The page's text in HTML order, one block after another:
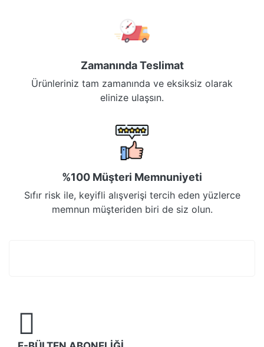
Zamanında Teslimat
Ürünleriniz tam zamanında ve eksiksiz olarak
elinize ulaşsın.
%100 Müşteri Memnuniyeti
Sıfır risk ile, keyifli alışverişi tercih eden yüzlerce
memnun müşteriden biri de siz olun.